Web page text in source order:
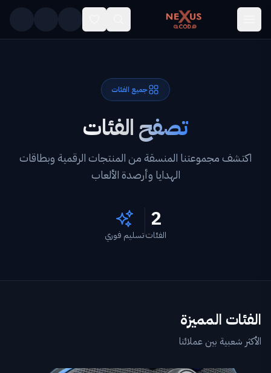
Skip to main content
جميع الفئات
تصفح الفئات
اكتشف مجموعتنا المنسقة من المنتجات الرقمية وبطاقات
الهدايا وأرصدة الألعاب
2
الفئاتتسليم فوري
الفئات المميزة
الأكثر شعبية بين عملائنا